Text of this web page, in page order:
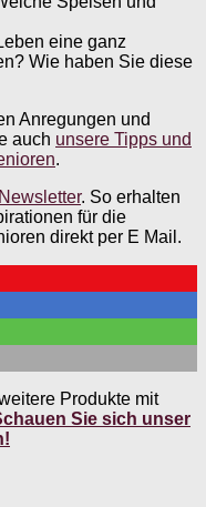
eine ganz
Wie haben Sie diese
Anregungen und
auch unsere Tipps und
.
. So erhalten
für die
direkt per E Mail.
Produkte mit
Sie sich unser